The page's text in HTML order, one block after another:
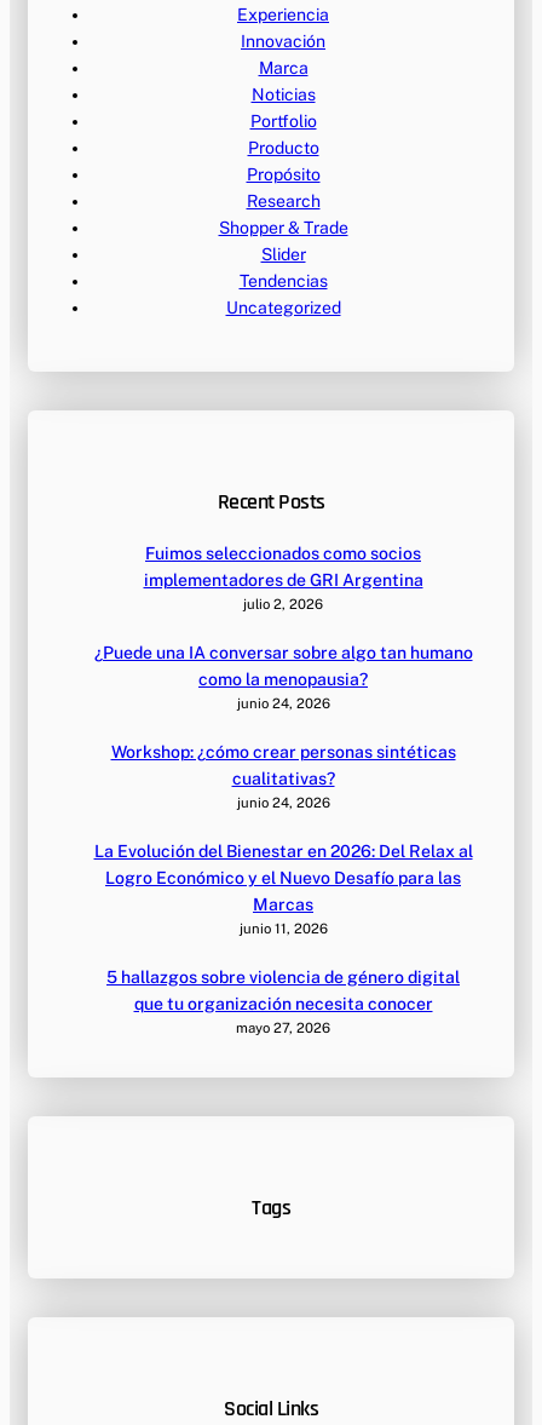
Experiencia
Innovación
Marca
Noticias
Portfolio
Producto
Propósito
Research
Shopper & Trade
Slider
Tendencias
Uncategorized
Recent Posts
Fuimos seleccionados como socios
implementadores de GRI Argentina
julio 2, 2026
¿Puede una IA conversar sobre algo tan humano
como la menopausia?
junio 24, 2026
Workshop: ¿cómo crear personas sintéticas
cualitativas?
junio 24, 2026
La Evolución del Bienestar en 2026: Del Relax al
Logro Económico y el Nuevo Desafío para las
Marcas
junio 11, 2026
5 hallazgos sobre violencia de género digital
que tu organización necesita conocer
mayo 27, 2026
Tags
Social Links